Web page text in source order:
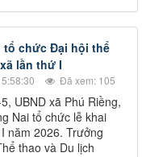
tổ chức Đại hội thể
lần thứ I
Đã xem: 105
UBND xã Phú Riềng,
Nai tổ chức lễ khai
năm 2026. Trưởng
thao và Du lịch